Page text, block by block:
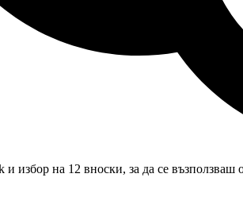
и избор на 12 вноски, за да се възползваш
ION2 - ВЪТР. ТЯЛО + KFR 24DC